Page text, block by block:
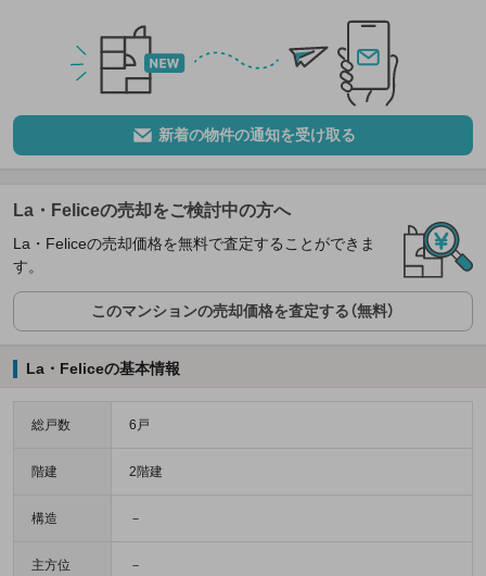
新着の物件の通知を受け取る
La・Feliceの売却をご検討中の方へ
La・Feliceの売却価格を無料で査定することができま
す。
このマンションの売却価格を査定する（無料）
La・Feliceの基本情報
総戸数 6戸
階建 2階建
構造 －
主方位 －